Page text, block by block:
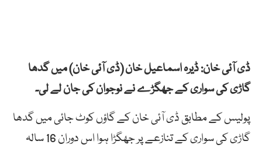
ڈی آئی خان: ڈیرہ اسماعیل خان (ڈی آئی خان) میں گدھا
گاڑی کی سواری کے جھگڑے نے نوجوان کی جان لے لی۔
پولیس کے مطابق ڈی آئی خان کے گاؤں کوٹ جائی میں گدھا
گاڑی کی سواری کے تنازعے پر جھگڑا ہوا اس دوران 16 سالہ